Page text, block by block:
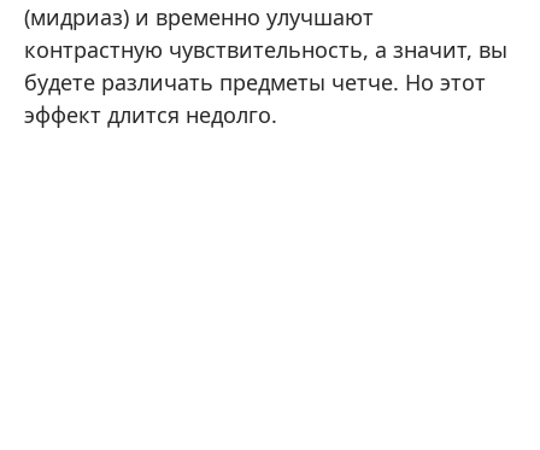
(мидриаз) и временно улучшают
контрастную чувствительность, а значит, вы
будете различать предметы четче. Но этот
эффект длится недолго.